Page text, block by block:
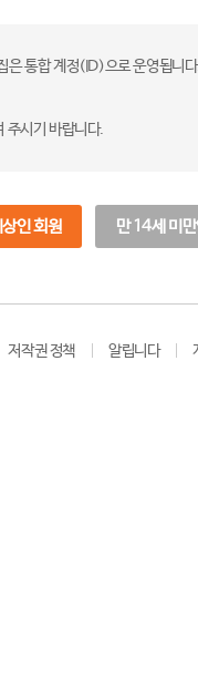
통합 계정(ID)으로 운영됩니
주시기 바랍니다.
인 회원 만 14세 미
저작권 정책 알립니다